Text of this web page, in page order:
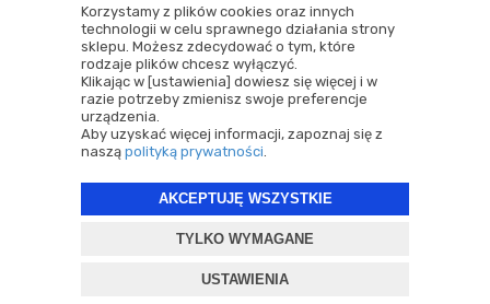
Korzystamy z plików cookies oraz innych
technologii w celu sprawnego działania strony
sklepu. Możesz zdecydować o tym, które
rodzaje plików chcesz wyłączyć.
Klikając w [ustawienia] dowiesz się więcej i w
razie potrzeby zmienisz swoje preferencje
urządzenia.
Aby uzyskać więcej informacji, zapoznaj się z
naszą polityką prywatności.
AKCEPTUJĘ WSZYSTKIE
TYLKO WYMAGANE
USTAWIENIA
Nomos Sp. z o.o. sp.k.
ul. Agrestowa 1
83-010 Rekcin
2026 © Copyrights by |Detailing House